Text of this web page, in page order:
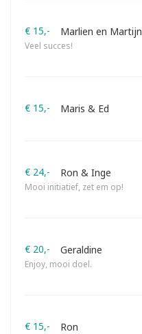
€ 15,- Marlien en Martijn
Veel succes!
€ 15,- Maris & Ed
€ 24,- Ron & Inge
Mooi initiatief, zet em op!
€ 20,- Geraldine
Enjoy, mooi doel.
€ 15,- Ron